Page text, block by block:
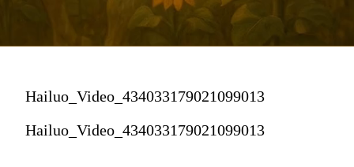
Hailuo_Video_434033179021099013
Hailuo_Video_434033179021099013